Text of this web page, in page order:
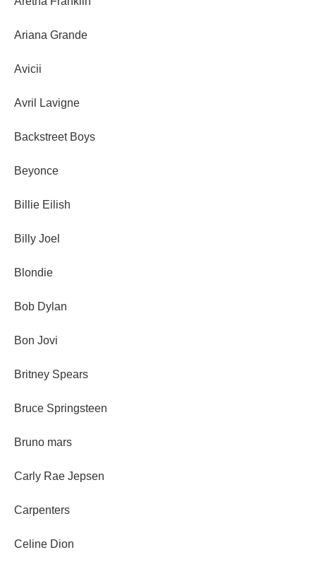
Ariana Grande
Avicii
Avril Lavigne
Backstreet Boys
Beyonce
Billie Eilish
Billy Joel
Blondie
Bob Dylan
Bon Jovi
Britney Spears
Bruce Springsteen
Bruno mars
Carly Rae Jepsen
Carpenters
Celine Dion